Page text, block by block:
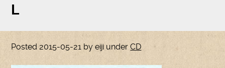
L
Posted2015-05-21 byeiji underCD